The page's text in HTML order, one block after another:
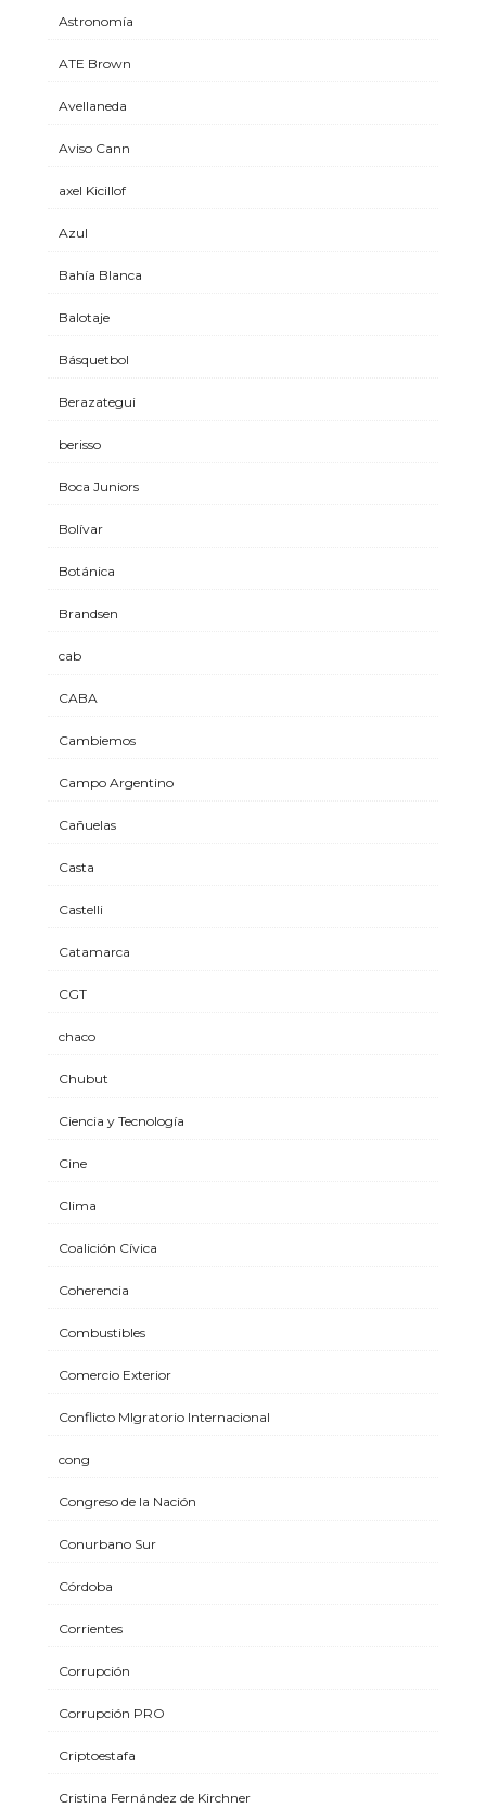
Astronomía
ATE Brown
Avellaneda
Aviso Cann
axel Kicillof
Azul
Bahía Blanca
Balotaje
Básquetbol
Berazategui
berisso
Boca Juniors
Bolívar
Botánica
Brandsen
cab
CABA
Cambiemos
Campo Argentino
Cañuelas
Casta
Castelli
Catamarca
CGT
chaco
Chubut
Ciencia y Tecnología
Cine
Clima
Coalición Cívica
Coherencia
Combustibles
Comercio Exterior
Conflicto MIgratorio Internacional
cong
Congreso de la Nación
Conurbano Sur
Córdoba
Corrientes
Corrupción
Corrupción PRO
Criptoestafa
Cristina Fernández de Kirchner